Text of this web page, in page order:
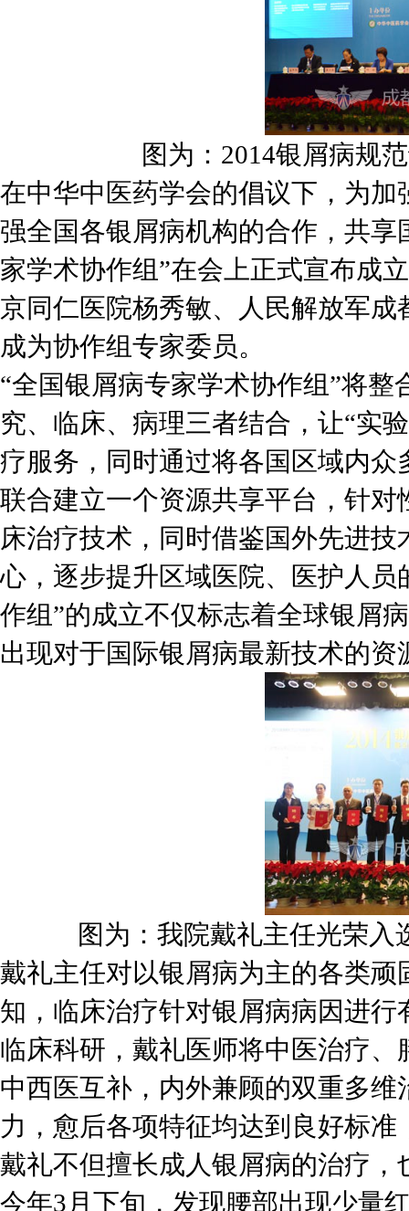
图为：2014银屑病规
在中华中医药学会的倡议下，为
强全国各银屑病机构的合作，共
家学术协作组”在会上正式宣布成
京同仁医院杨秀敏、人民解放军
成为协作组专家委员。
“全国银屑病专家学术协作组”将
究、临床、病理三者结合，让“实
疗服务，同时通过将各国区域内
联合建立一个资源共享平台，针
床治疗技术，同时借鉴国外先进
心，逐步提升区域医院、医护人
作组”的成立不仅标志着全球银屑
出现对于国际银屑病最新技术的
图为：我院戴礼主任光荣入
戴礼主任对以银屑病为主的各类
知，临床治疗针对银屑病病因进
临床科研，戴礼医师将中医治疗
中西医互补，内外兼顾的双重多
力，愈后各项特征均达到良好标
戴礼不但擅长成人银屑病的治疗
今年3月下旬，发现腰部出现少量